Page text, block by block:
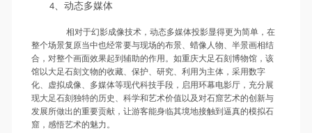
4、动态多媒体
相对于幻影成像技术，动态多媒体投影显得更为简单，在
整个场景复原当中也经常要与现场的布景、蜡像人物、半景画相结
合，对整个画面效果起到辅助的作用。如重庆大足石刻博物馆，该
馆以大足石刻文物的收藏、保护、研究、利用为主体，采用数字
化、虚拟成像、多媒体等现代科技手段，启用环幕电影厅，充分展
现大足石刻独特的历史、科学和艺术价值以及对石窟艺术的创新与
发展所做出的重要贡献，让游客能身临其境地接触到逼真的模拟石
窟，感悟艺术的魅力。